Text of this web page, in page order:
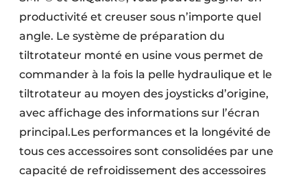
productivité et creuser sous n’importe quel
angle. Le système de préparation du
tiltrotateur monté en usine vous permet de
commander à la fois la pelle hydraulique et le
tiltrotateur au moyen des joysticks d’origine,
avec affichage des informations sur l’écran
principal.Les performances et la longévité de
tous ces accessoires sont consolidées par une
capacité de refroidissement des accessoires